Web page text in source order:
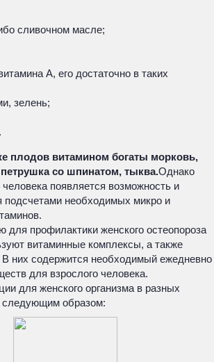
сливочном масле;
А, его достаточно в таких
зелень;
плодов витамином богаты морковь,
со шпинатом, тыква.Однако
появляется возможность и
подсчетами необходимых микро и
для профилактики женского остеопороза
витаминные комплексы, а также
В них содержится необходимый ежедневно
для взрослого человека.
для женского организма в разных
следующим образом: